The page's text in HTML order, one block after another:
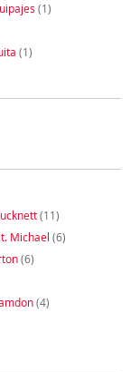
(1)
(1)
(11)
Michael (6)
(6)
(4)